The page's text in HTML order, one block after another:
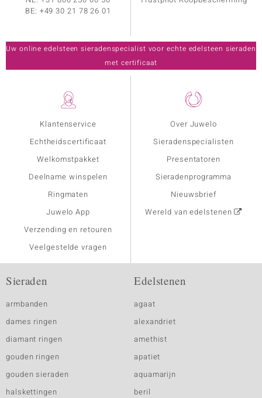
Klantenservice
Echtheidscertificaat
Welkomstpakket
Deelname winspelen
Ringmaten
Juwelo App
Verzending en retouren
Veelgestelde vragen
Over Juwelo
Sieradenspecialisten
Presentatoren
Sieradenprogramma
Nieuwsbrief
Wereld van edelstenen
BE: +49 30 21 78 26 01
Uw online edelsteen sieradenspecialist voor echte edelsteen sieraden
met certificaat
Sieraden
armbanden
dames ringen
diamant ringen
gouden ringen
gouden sieraden
halskettingen
Edelstenen
agaat
alexandriet
amethist
apatiet
aquamarijn
beril